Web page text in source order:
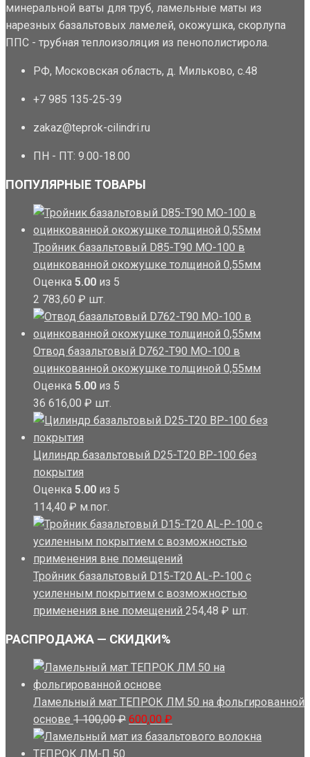
минеральной ваты для труб, ламельные маты из
нарезных базальтовых ламелей, окожушка, скорлупа
ППС - трубная теплоизоляция из пенополистирола.
РФ, Московская область, д. Мильково, с.48
+7 985 135-25-39
zakaz@teprok-cilindri.ru
ПН - ПТ: 9.00-18.00
ПОПУЛЯРНЫЕ ТОВАРЫ
Тройник базальтовый D85-T90 MO-100 в
оцинкованной окожушке толщиной 0,55мм
Оценка 5.00 из 5
2 783,60 ₽ шт.
Отвод базальтовый D762-T90 MO-100 в
оцинкованной окожушке толщиной 0,55мм
Оценка 5.00 из 5
36 616,00 ₽ шт.
Цилиндр базальтовый D25-T20 BP-100 без
покрытия
Оценка 5.00 из 5
114,40 ₽ м.пог.
Тройник базальтовый D15-T20 AL-P-100 с
усиленным покрытием с возможностью
применения вне помещений 254,48 ₽ шт.
РАСПРОДАЖА — СКИДКИ%
Ламельный мат ТЕПРОК ЛМ 50 на фольгированной
основе 1 100,00₽ Первоначальная
цена
600,00 ₽
цена: